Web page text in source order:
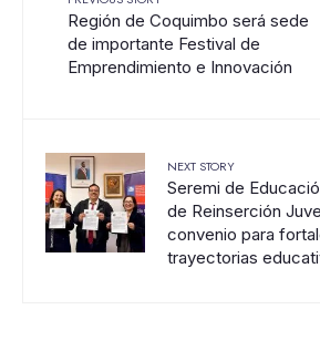
Región de Coquimbo será sede
de importante Festival de
Emprendimiento e Innovación
NEXT STORY
Seremi de
de Reinserción
convenio para
trayectorias